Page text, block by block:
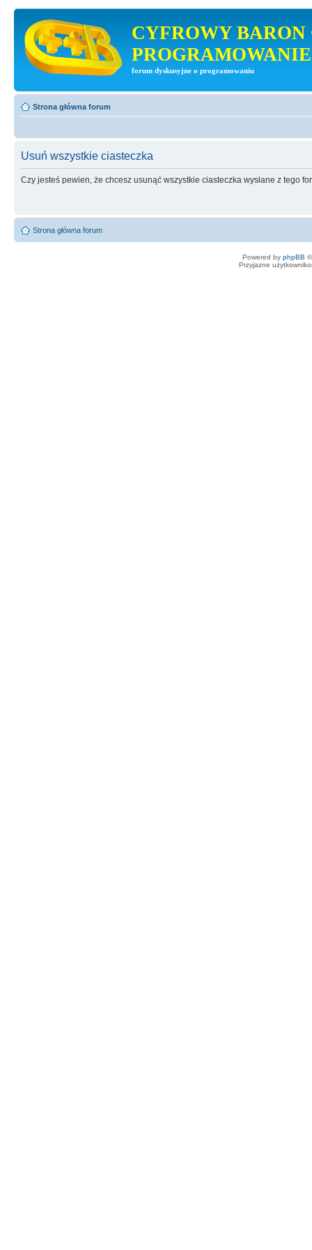
CYFROWY BARON
PROGRAMOWANIE
forum dyskusyjne o programowaniu
Strona główna forum
Usuń wszystkie ciasteczka
Czy jesteś pewien, że chcesz usunąć wszystkie ciasteczka wysłane z tego
Strona główna forum
Powered by phpBB
Przyjazne